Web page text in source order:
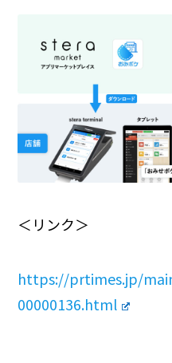
＜リンク＞
https://prtimes.jp/
00000136.html